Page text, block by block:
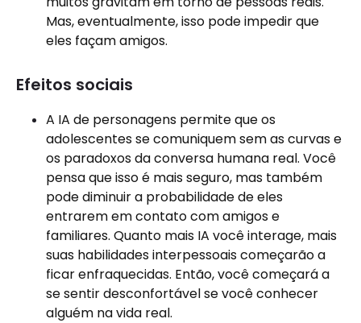
Mas, eventualmente, isso pode impedir que
eles façam amigos.
Efeitos sociais
A IA de personagens permite que os
adolescentes se comuniquem sem as curvas e
os paradoxos da conversa humana real. Você
pensa que isso é mais seguro, mas também
pode diminuir a probabilidade de eles
entrarem em contato com amigos e
familiares. Quanto mais IA você interage, mais
suas habilidades interpessoais começarão a
ficar enfraquecidas. Então, você começará a
se sentir desconfortável se você conhecer
alguém na vida real.